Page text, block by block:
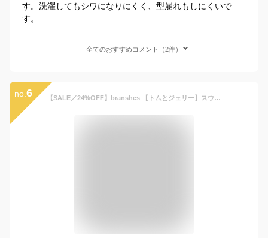
す。洗濯してもシワになりにくく、型崩れもしにくいで
す。
全てのおすすめコメント（2件）
no. 6 【SALE／24%OFF】branshes 【トムとジェリー】スウェット7分袖Tシャツ ブランシェス トップス カットソー・Tシャツ ホワイト グレー ブラウン【RBA_E】